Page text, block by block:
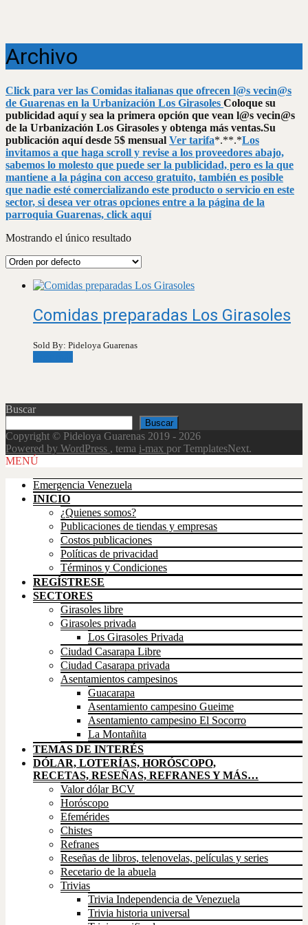
Archivo
Click para ver las Comidas italianas que ofrecen l@s vecin@s
de Guarenas en la Urbanización Los Girasoles Coloque su
publicidad aquí y sea la primera opción que vean l@s vecin@s
de la Urbanización Los Girasoles y obtenga más ventas.Su
publicación aquí desde 5$ mensual Ver tarifa*.**.*Los
invitamos a que haga scroll y revise a los proveedores abajo,
sabemos lo molesto que puede ser la publicidad, pero es la que
mantiene a la página con acceso gratuito, también es posible
que nadie esté comercializando este producto o servicio en este
sector, si desea ver otras opciones entre a la página de la
parroquia Guarenas, click aquí
Mostrando el único resultado
Comidas preparadas Los Girasoles
Sold By: Pideloya Guarenas
Buscar
Buscar
Copyright © Pideloya Guarenas 2019 - 2026
Powered by WordPress , tema i-max por TemplatesNext.
Scroll
MENÚ
Emergencia Venezuela
INICIO
¿Quienes somos?
Publicaciones de tiendas y empresas
Costos publicaciones
Políticas de privacidad
Términos y Condiciones
REGÍSTRESE
SECTORES
Girasoles libre
Girasoles privada
Los Girasoles Privada
Ciudad Casarapa Libre
Ciudad Casarapa privada
Asentamientos campesinos
Guacarapa
Asentamiento campesino Gueime
Asentamiento campesino El Socorro
La Montañita
TEMAS DE INTERÉS
DÓLAR, LOTERÍAS, HORÓSCOPO,
RECETAS, RESEÑAS, REFRANES Y MÁS…
Valor dólar BCV
Horóscopo
Efemérides
Chistes
Refranes
Reseñas de libros, telenovelas, películas y series
Recetario de la abuela
Trivias
Trivia Independencia de Venezuela
Trivia historia universal